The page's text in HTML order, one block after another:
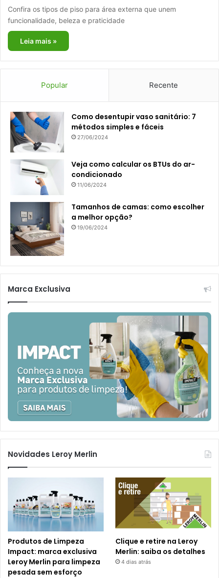
Confira os tipos de piso para área externa que unem
funcionalidade, beleza e praticidade
Leia mais »
Popular Recente
Como desentupir vaso sanitário: 7
métodos simples e fáceis
27/06/2024
Veja como calcular os BTUs do ar-
condicionado
11/06/2024
Tamanhos de camas: como escolher
a melhor opção?
19/06/2024
Marca Exclusiva
Novidades Leroy Merlin
Produtos de Limpeza
Impact: marca exclusiva
Leroy Merlin para limpeza
pesada sem esforço
Clique e retire na Leroy
Merlin: saiba os detalhes
4 dias atrás